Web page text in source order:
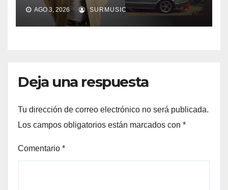
AGO 3, 2026 SURMUSIC
Deja una respuesta
Tu dirección de correo electrónico no será publicada.
Los campos obligatorios están marcados con *
Comentario *